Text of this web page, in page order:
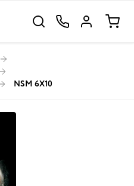
NSM 6X10